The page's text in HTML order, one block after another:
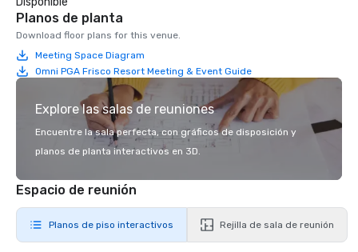
Planos de planta
Download floor plans for this venue.
Meeting Space Diagram
Omni PGA Frisco Resort Meeting & Event Guide
Explore las salas de reuniones
Encuentre la sala perfecta, con gráficos de disposición y
planos de planta interactivos en 3D.
Espacio de reunión
Planos de piso interactivos Rejilla de sala de reunión